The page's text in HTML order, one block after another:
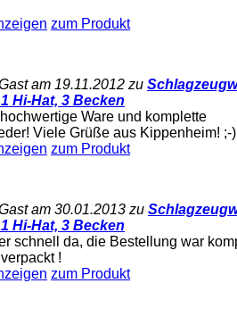
zum Produkt
am 19.11.2012 zu
Hi-Hat, 3 Becken
Ware und komplette
Viele Grüße aus Kippenheim! ;-)
zum Produkt
am 30.01.2013 zu
Hi-Hat, 3 Becken
schnell da, die Bestellung war
!
zum Produkt